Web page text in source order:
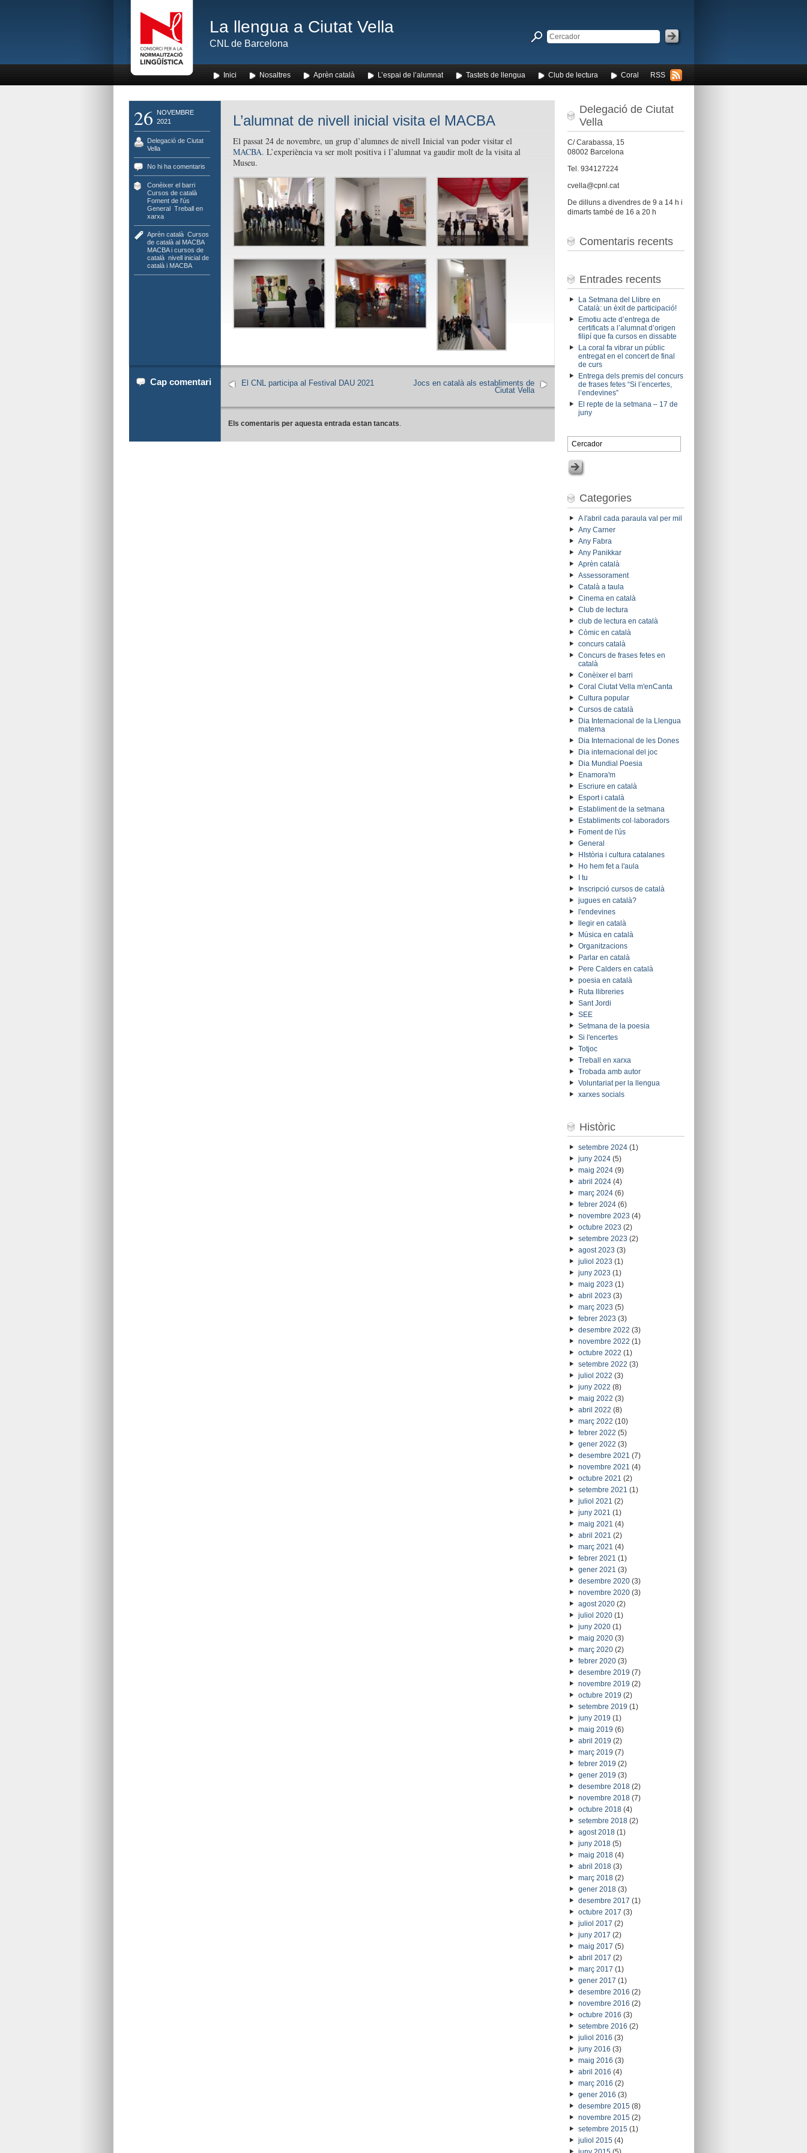
La llengua a Ciutat Vella
CNL de Barcelona
RSS
Inici Nosaltres Aprèn català L’espai de l’alumnat Tastets de llengua Club de lectura Coral
26
NOVEMBRE
2021
Delegació de Ciutat
Vella
No hi ha comentaris
Conèixer el barri,
Cursos de català,
Foment de l'ús
General, Treball en
xarxa
Aprèn català, Cursos
de català al MACBA,
MACBA i cursos de
català, nivell inicial de
català i MACBA
L’alumnat de nivell inicial visita el MACBA
El passat 24 de novembre, un grup d’alumnes de nivell Inicial van poder visitar el
MACBA. L’experiència va ser molt positiva i l’alumnat va gaudir molt de la visita al
Museu.
Cap comentari
Jocs en català als establiments de
Ciutat Vella
El CNL participa al Festival DAU 2021
Els comentaris per aquesta entrada estan tancats.
Delegació de Ciutat
Vella
C/ Carabassa, 15
08002 Barcelona
Tel. 934127224
cvella@cpnl.cat
De dilluns a divendres de 9 a 14 h i
dimarts també de 16 a 20 h
Comentaris recents
Entrades recents
La Setmana del Llibre en
Català: un èxit de participació!
Emotiu acte d’entrega de
certificats a l’alumnat d’origen
filipí que fa cursos en dissabte
La coral fa vibrar un públic
entregat en el concert de final
de curs
Entrega dels premis del concurs
de frases fetes “Si l’encertes,
l’endevines”
El repte de la setmana – 17 de
juny
Categories
A l'abril cada paraula val per mil
Any Carner
Any Fabra
Any Panikkar
Aprèn català
Assessorament
Català a taula
Cinema en català
Club de lectura
club de lectura en català
Còmic en català
concurs català
Concurs de frases fetes en
català
Conèixer el barri
Coral Ciutat Vella m'enCanta
Cultura popular
Cursos de català
Dia Internacional de la Llengua
materna
Dia Internacional de les Dones
Dia internacional del joc
Dia Mundial Poesia
Enamora'm
Escriure en català
Esport i català
Establiment de la setmana
Establiments col·laboradors
Foment de l'ús
General
HIstòria i cultura catalanes
Ho hem fet a l'aula
I tu
Inscripció cursos de català
jugues en català?
l'endevines
llegir en català
Música en català
Organitzacions
Parlar en català
Pere Calders en català
poesia en català
Ruta llibreries
Sant Jordi
SEE
Setmana de la poesia
Si l'encertes
Totjoc
Treball en xarxa
Trobada amb autor
Voluntariat per la llengua
xarxes socials
Històric
setembre 2024(1)
juny 2024(5)
maig 2024(9)
abril 2024(4)
març 2024(6)
febrer 2024(6)
novembre 2023 (4)
octubre 2023 (2)
setembre 2023 (2)
agost 2023 (3)
juliol 2023 (1)
juny 2023 (1)
maig 2023 (1)
abril 2023 (3)
març 2023 (5)
febrer 2023 (3)
desembre 2022 (3)
novembre 2022 (1)
octubre 2022 (1)
setembre 2022 (3)
juliol 2022 (3)
juny 2022 (8)
maig 2022 (3)
abril 2022 (8)
març 2022 (10)
febrer 2022 (5)
gener 2022 (3)
desembre 2021 (7)
novembre 2021 (4)
octubre 2021 (2)
setembre 2021 (1)
juliol 2021 (2)
juny 2021 (1)
maig 2021 (4)
abril 2021 (2)
març 2021 (4)
febrer 2021 (1)
gener 2021 (3)
desembre 2020(3)
novembre 2020(3)
agost 2020(2)
juliol 2020(1)
juny 2020(1)
maig 2020(3)
març 2020(2)
febrer 2020(3)
desembre 2019 (7)
novembre 2019 (2)
octubre 2019 (2)
setembre 2019 (1)
juny 2019 (1)
maig 2019 (6)
abril 2019 (2)
març 2019 (7)
febrer 2019 (2)
gener 2019 (3)
desembre 2018(2)
novembre 2018(7)
octubre 2018(4)
setembre 2018(2)
agost 2018(1)
juny 2018(5)
maig 2018(4)
abril 2018(3)
març 2018(2)
gener 2018(3)
desembre 2017 (1)
octubre 2017 (3)
juliol 2017 (2)
juny 2017 (2)
maig 2017 (5)
abril 2017 (2)
març 2017 (1)
gener 2017 (1)
desembre 2016 (2)
novembre 2016 (2)
octubre 2016 (3)
setembre 2016 (2)
juliol 2016 (3)
juny 2016 (3)
maig 2016 (3)
abril 2016 (4)
març 2016 (2)
gener 2016 (3)
desembre 2015(8)
novembre 2015(2)
setembre 2015(1)
juliol 2015(4)